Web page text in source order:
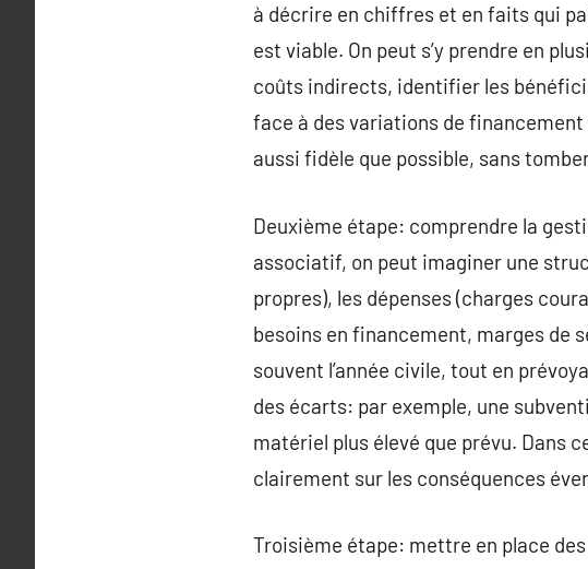
à décrire en chiffres et en faits qui
est viable. On peut s’y prendre en
coûts indirects, identifier les
face à des variations de financement
aussi fidèle que possible, sans
Deuxième étape: comprendre la
associatif, on peut imaginer une
propres), les dépenses (charges
besoins en financement, marges de
souvent l’année civile, tout en
des écarts: par exemple, une
matériel plus élevé que prévu. Dans
clairement sur les conséquences
Troisième étape: mettre en place